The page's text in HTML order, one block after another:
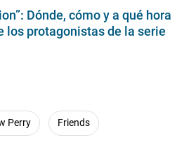
Dónde, cómo y a qué hora
los protagonistas de la serie
Perry Friends